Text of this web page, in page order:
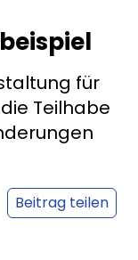
für
Teilhabe
Beitrag teilen